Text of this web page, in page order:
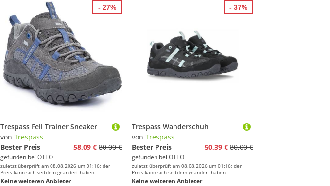
Trespass Fell Trainer Sneaker
von Trespass
Bester Preis
58,09 € 80,00 €
gefunden bei OTTO
zuletzt überprüft am 08.08.2026 um 01:16; der
Preis kann sich seitdem geändert haben.
Keine weiteren Anbieter
- 27%
Trespass Wanderschuh
von Trespass
Bester Preis
50,39 € 80,00 €
gefunden bei OTTO
zuletzt überprüft am 08.08.2026 um 01:16; der
Preis kann sich seitdem geändert haben.
Keine weiteren Anbieter
- 37%